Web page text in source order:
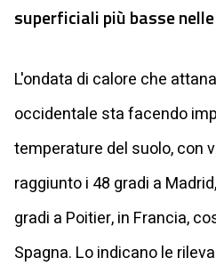
superficiali più basse
L'ondata di calore che
occidentale sta facendo
temperature del suolo, con
raggiunto i 48 gradi a
gradi a Poitier, in Francia,
Spagna. Lo indicano le